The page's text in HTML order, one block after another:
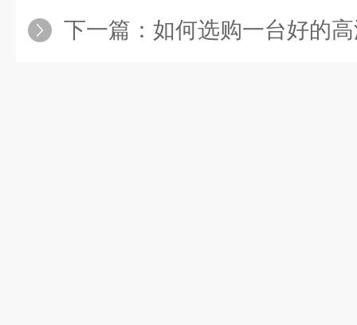
下一篇： 如何选购一台好的